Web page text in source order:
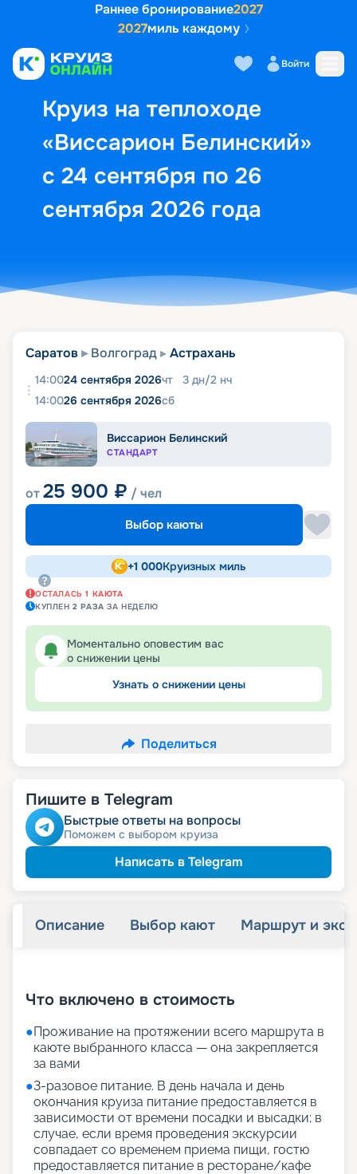
Раннее бронирование2027
2027миль каждому
Войти
Круиз на теплоходе
«Виссарион Белинский»
с 24 сентября по 26
сентября 2026 года
Выбор кают Маршрут и
Саратов Волгоград Астрахань
14:0024 сентября 2026чт 3 дн/2 нч
14:0026 сентября 2026сб
Виссарион Белинский
СТАНДАРТ
от25 900 ₽ / чел
Выбор каюты
+1 000Круизных миль
ОСТАЛАСЬ 1 КАЮТА
КУПЛЕН2 РАЗА ЗА НЕДЕЛЮ
Моментально оповестим вас
о снижении цены
Узнать о снижении цены
Поделиться
Пишите в Telegram
Быстрые ответы на вопросы
Поможем с выбором круиза
Написать в Telegram
Описание Выбор кают Маршрут и
Что включено в стоимость
●Проживание на протяжении всего маршрута в
каюте выбранного класса — она закрепляется
за вами
●3-разовое питание. В день начала и день
окончания круиза питание предоставляется в
зависимости от времени посадки и высадки; в
случае, если время проведения экскурсии
совпадает со временем приема пищи, гостю
предоставляется питание в ресторане/кафе